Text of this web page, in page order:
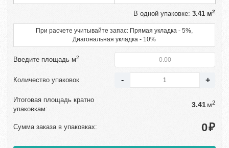
В одной упаковке: 3.41 м2
При расчете учитывайте запас: Прямая укладка - 5%,
Диагональная укладка - 10%
Введите площадь м2
Количество упаковок
Итоговая площадь кратно
упаковкам:
м2
Сумма заказа в упаковках: ₽